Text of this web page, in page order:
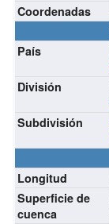
Coordenadas
País
División
Subdivisión
Longitud
Superficie de
cuenca